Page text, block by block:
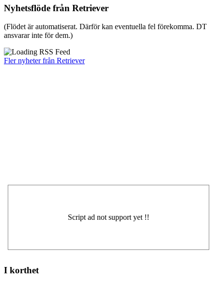
Nyhetsflöde från Retriever
(Flödet är automatiserat. Därför kan eventuella fel förekomma. DT
ansvarar inte för dem.)
Fler nyheter från Retriever
I korthet